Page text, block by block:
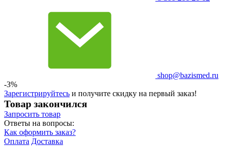
shop@bazismed.ru
-3%
Зарегистрируйтесь и получите скидку на первый заказ!
Товар закончился
Запросить товар
Ответы на вопросы:
Как оформить заказ?
Оплата Доставка